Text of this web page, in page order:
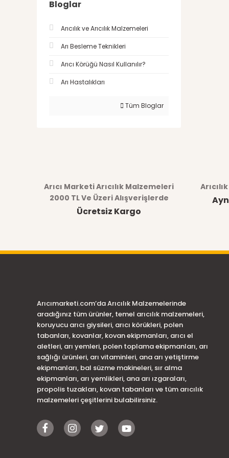
Bloglar
Arıcılık ve Arıcılık Malzemeleri
Arı Besleme Teknikleri
Arıcı Körüğü Nasıl Kullanılır?
Arı Hastalıkları
Tüm Bloglar
Arıcı Marketi Arıcılık Malzemeleri
2000 TL Ve Üzeri Alışverişlerde
Ücretsiz Kargo
Arıcımarketi.com’da Arıcılık Malzemelerinde
aradığınız tüm ürünler, temel arıcılık malzemeleri,
koruyucu arıcı giysileri, arıcı körükleri, polen
tabanları, kovanlar, kovan ekipmanları, arıcı el
aletleri, arı yemleri, polen toplama ekipmanları, arı
sağlığı ürünleri, arı vitaminleri, ana arı yetiştirme
ekipmanları, bal süzme makineleri, sır alma
ekipmanları, arı yemlikleri, ana arı ızgaraları,
propolis tuzakları, kovan tabanları ve tüm arıcılık
malzemeleri çeşitlerini bulabilirsiniz.